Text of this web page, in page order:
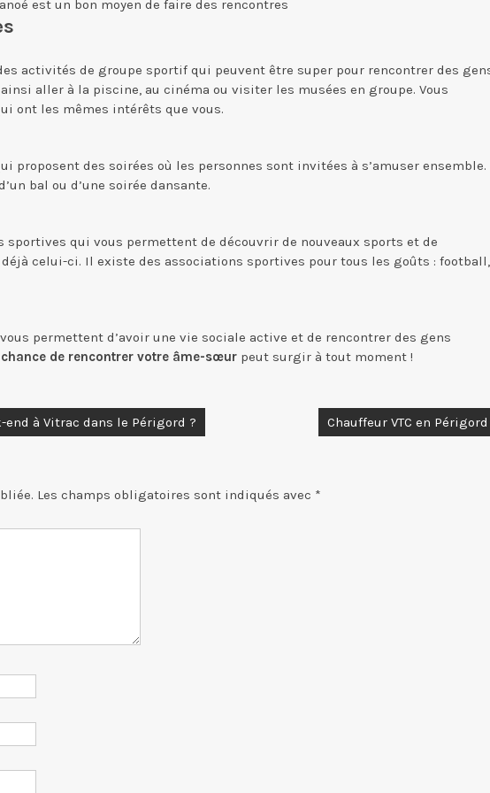
est un bon moyen de faire des rencontres
activités de groupe sportif qui peuvent être super pour rencontrer des
aller à la piscine, au cinéma ou visiter les musées en groupe. Vous
ont les mêmes intérêts que vous.
proposent des soirées où les personnes sont invitées à s’amuser ensemble.
bal ou d’une soirée dansante.
sportives qui vous permettent de découvrir de nouveaux sports et de
celui-ci. Il existe des associations sportives pour tous les goûts : football,
permettent d’avoir une vie sociale active et de rencontrer des gens
de rencontrer votre âme-sœur peut surgir à tout moment !
à Vitrac dans le Périgord ? Chauffeur VTC en Périgord
Les champs obligatoires sont indiqués avec *